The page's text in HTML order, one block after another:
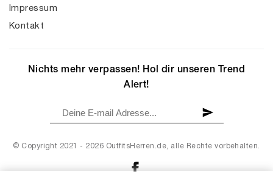
Impressum
Kontakt
© Copyright 2021 - 2026 OutfitsHerren.de, alle Rechte vorbehalten.
Nichts mehr verpassen! Hol dir unseren Trend
Alert!